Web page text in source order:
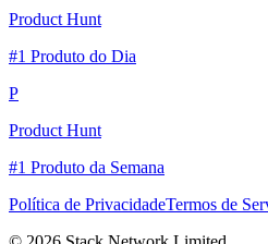
Product Hunt
#1 Produto do Dia
P
Product Hunt
#1 Produto da Semana
Política de PrivacidadeTermos de